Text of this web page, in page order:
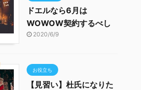
ドエルなら6月は
WOWOW契約するべし
2020/6/9
お役立ち
【見習い】杜氏になりた